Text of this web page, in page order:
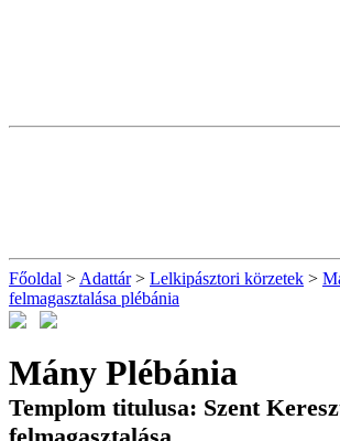
Főoldal > Adattár> Lelkipásztori körzetek >
felmagasztalása plébánia
Mány Plébánia
Templom titulusa: Szent